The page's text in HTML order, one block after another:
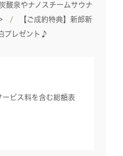
酸泉やナノスチームサウナ
【ご成約特典】新郎新
プレゼント♪
ビス料を含む総額表